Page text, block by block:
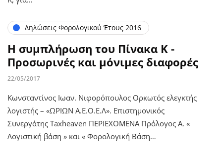
Δηλώσεις Φορολογικού Έτους 2016
Η συμπλήρωση του Πίνακα Κ -
Προσωρινές και μόνιμες διαφορές
22/05/2017
Κωνσταντίνος Ιωαν. Νιφορόπουλος Ορκωτός ελεγκτής
λογιστής – «ΩΡΙΩΝ Α.Ε.Ο.Ε.Λ». Επιστημονικός
Συνεργάτης Taxheaven ΠΕΡΙΕΧΟΜΕΝΑ Πρόλογος Α. «
Λογιστική βάση » και « Φορολογική Βάση…